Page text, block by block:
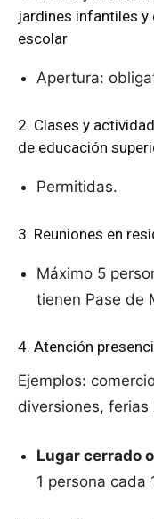
jardines infantiles
escolar
Apertura:
2. Clases y
de educación
Permitidas.
3. Reuniones en
Máximo 5
tienen Pase de
4. Atención
Ejemplos:
diversiones, ferias
Lugar cerrado
1 persona cada